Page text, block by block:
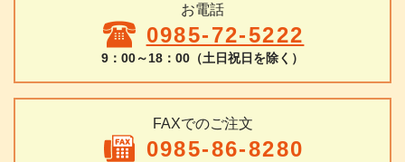
お電話
0985-72-5222
9：00～18：00（土日祝日を除く）
FAXでのご注文
0985-86-8280